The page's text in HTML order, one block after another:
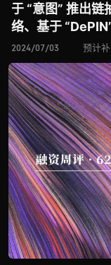
于 “意图” 推出链
络、基于
中心化 ZK 证明网
NovaNet 入场、
基础设施
Covalent 进击模
据可用性层赛道
2024/07/03 预计